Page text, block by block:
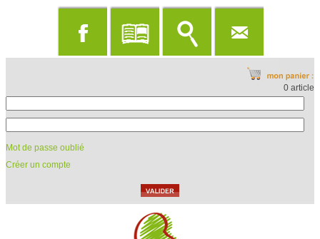
0 article
Mot de passe oublié
Créer un compte